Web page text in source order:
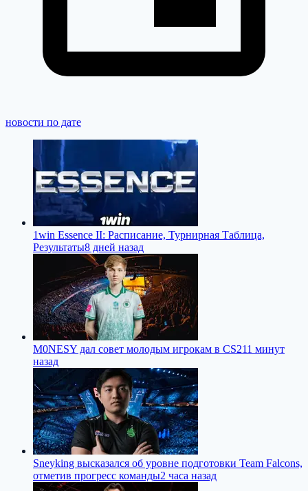
новости по дате
1win Essence II: Расписание, Турнирная Таблица,
Результаты8 дней назад
M0NESY дал совет молодым игрокам в CS211 минут
назад
Sneyking высказался об уровне подготовки Team Falcons,
отметив прогресс команды2 часа назад